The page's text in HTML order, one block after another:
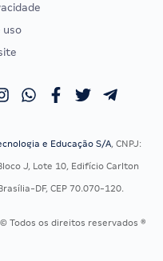
DE ORDEM
OAB
uso
e Educação S/A, CNPJ:
J, Lote 10, Edifício Carlton
DF, CEP 70.070-120.
Todos os direitos reservados ®